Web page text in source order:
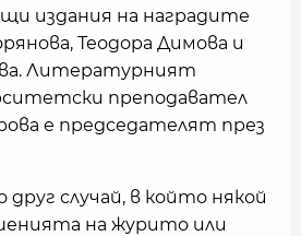
издания на наградите
Теодора Димова и
Литературният
преподавател
е председателят през
друг случай, в който някой
на журито или